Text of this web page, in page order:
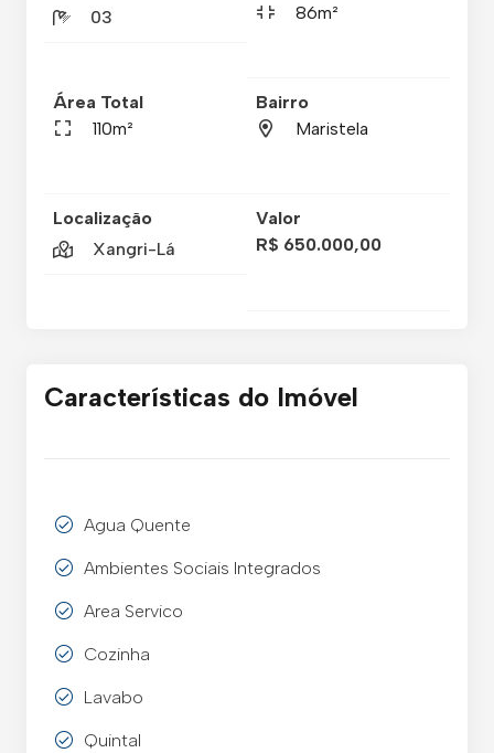
03
86m²
Área Total
110m²
Bairro
Maristela
Localização
Xangri-Lá
Valor
R$ 650.000,00
Características do Imóvel
Agua Quente
Ambientes Sociais Integrados
Area Servico
Cozinha
Lavabo
Quintal